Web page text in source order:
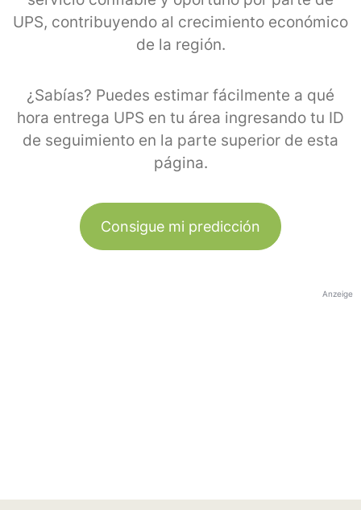
UPS, contribuyendo al crecimiento económico
de la región.
¿Sabías? Puedes estimar fácilmente a qué
hora entrega UPS en tu área ingresando tu ID
de seguimiento en la parte superior de esta
página.
Consigue mi predicción
Anzeige